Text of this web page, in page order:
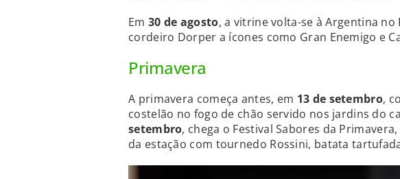
Em 30 de agosto, a vitrine volta-se à Argentina no
cordeiro Dorper a ícones como Gran Enemigo e
Primavera
A primavera começa antes, em 13 de setembro,
costelão no fogo de chão servido nos jardins do
setembro, chega o Festival Sabores da
da estação com tournedo Rossini, batata